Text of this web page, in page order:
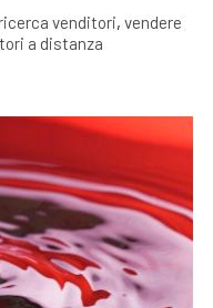
ricerca venditori, vendere
a distanza